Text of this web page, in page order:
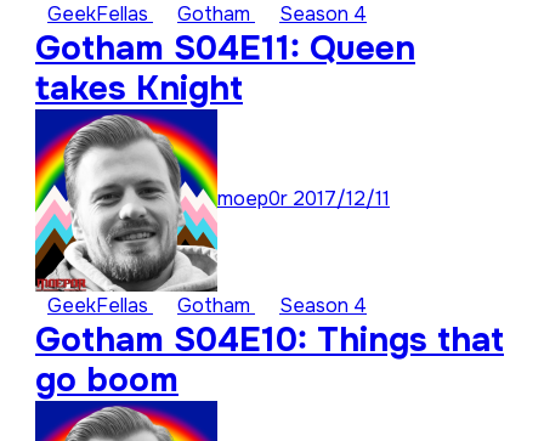
GeekFellas Gotham Season 4
Gotham S04E11: Queen
takes Knight
moep0r 2017/12/11
GeekFellas Gotham Season 4
Gotham S04E10: Things that
go boom